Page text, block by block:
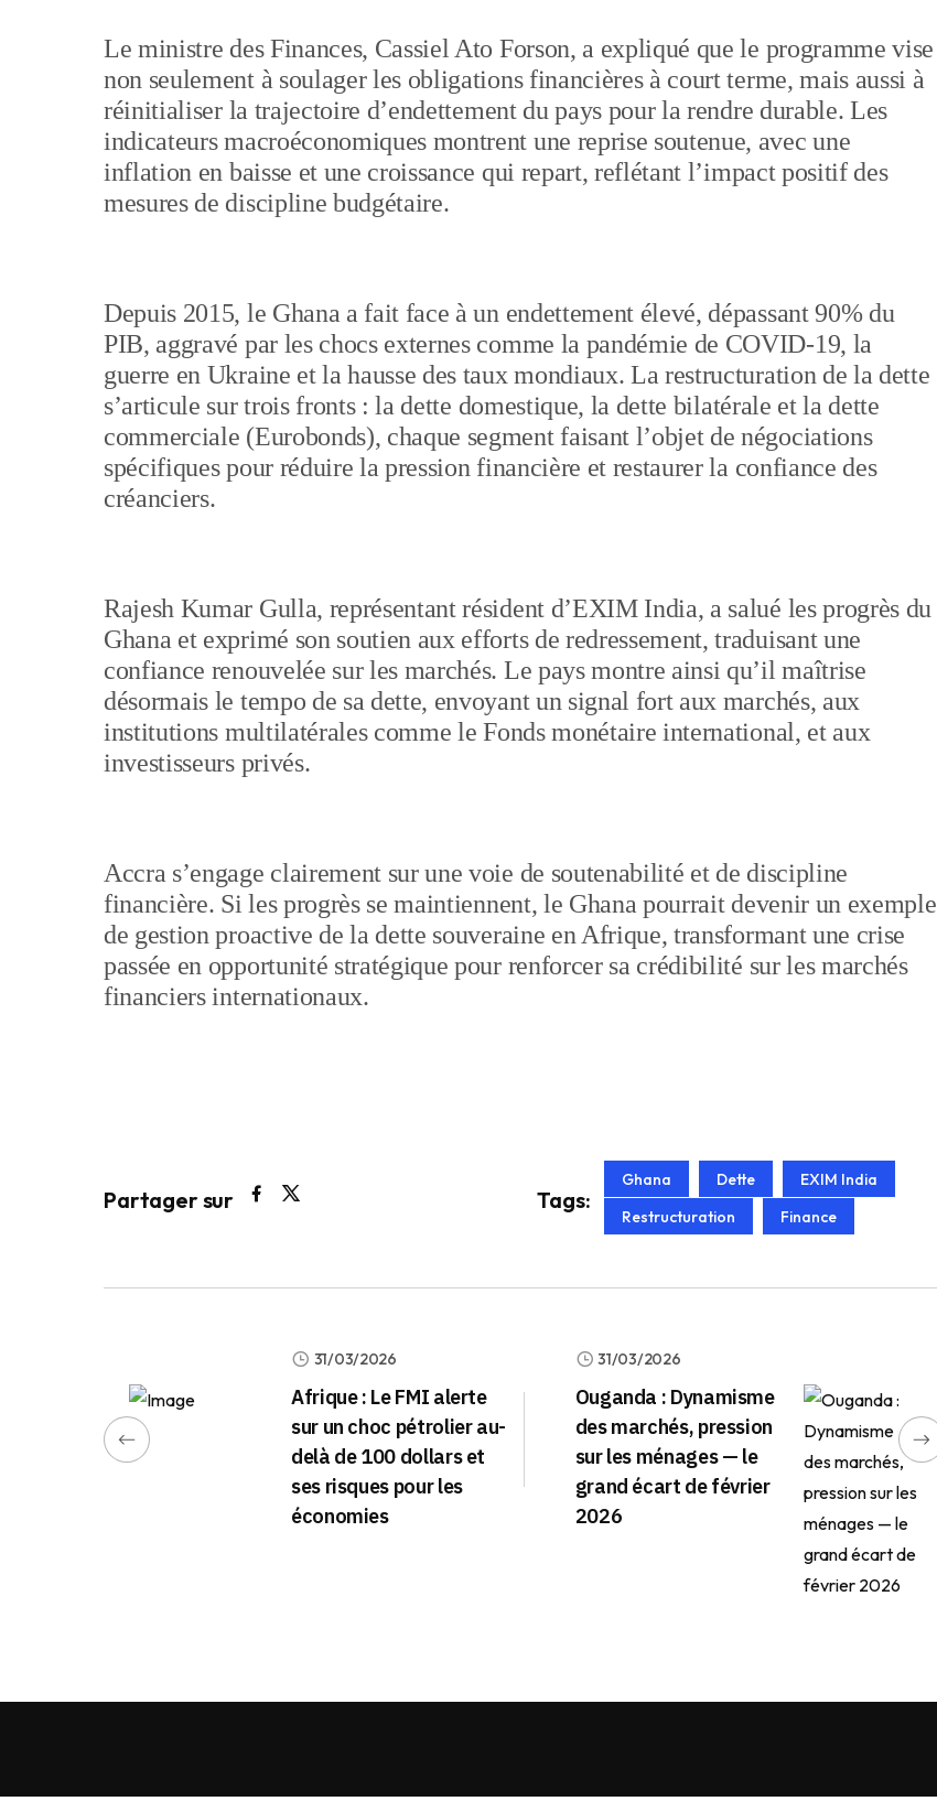
Le ministre des Finances, Cassiel Ato Forson, a expliqué que le programme vise
non seulement à soulager les obligations financières à court terme, mais aussi à
réinitialiser la trajectoire d’endettement du pays pour la rendre durable. Les
indicateurs macroéconomiques montrent une reprise soutenue, avec une
inflation en baisse et une croissance qui repart, reflétant l’impact positif des
mesures de discipline budgétaire.
Depuis 2015, le Ghana a fait face à un endettement élevé, dépassant 90% du
PIB, aggravé par les chocs externes comme la pandémie de COVID‑19, la
guerre en Ukraine et la hausse des taux mondiaux. La restructuration de la dette
s’articule sur trois fronts : la dette domestique, la dette bilatérale et la dette
commerciale (Eurobonds), chaque segment faisant l’objet de négociations
spécifiques pour réduire la pression financière et restaurer la confiance des
créanciers.
Rajesh Kumar Gulla, représentant résident d’EXIM India, a salué les progrès du
Ghana et exprimé son soutien aux efforts de redressement, traduisant une
confiance renouvelée sur les marchés. Le pays montre ainsi qu’il maîtrise
désormais le tempo de sa dette, envoyant un signal fort aux marchés, aux
institutions multilatérales comme le Fonds monétaire international, et aux
investisseurs privés.
Accra s’engage clairement sur une voie de soutenabilité et de discipline
financière. Si les progrès se maintiennent, le Ghana pourrait devenir un exemple
de gestion proactive de la dette souveraine en Afrique, transformant une crise
passée en opportunité stratégique pour renforcer sa crédibilité sur les marchés
financiers internationaux.
Partager sur Tags:
Ghana Dette
EXIM India
Restructuration
Finance
31/03/2026
Afrique : Le FMI alerte
sur un choc pétrolier au-
delà de 100 dollars et
ses risques pour les
économies
31/03/2026
Ouganda : Dynamisme
des marchés, pression
sur les ménages — le
grand écart de février
2026